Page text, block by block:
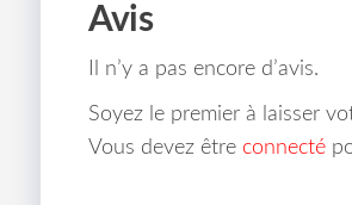
Avis
Il n’y a pas encore d’avis.
Soyez le premier à laisser
Vous devez être connecté